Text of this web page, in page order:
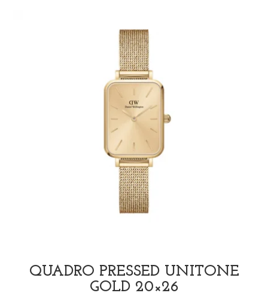
QUADRO PRESSED UNITONE
GOLD 20×26